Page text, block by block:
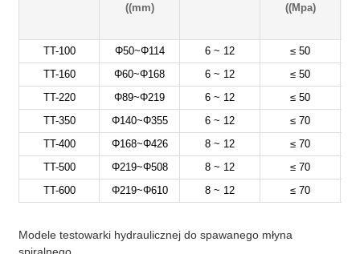
((mm)
((Mpa)
TT-100 Φ50~Φ114 6 ~ 12
≤ 50
TT-160
Φ60~Φ168 6 ~ 12
≤ 50
TT-220
Φ89~Φ219 6 ~ 12
≤ 50
TT-350
Φ140~Φ355 6 ~ 12
≤ 70
TT-400
Φ168~Φ426 8 ~ 12
≤ 70
TT-500
Φ219~Φ508 8 ~ 12
≤ 70
TT-600
Φ219~Φ610 8 ~ 12 ≤ 70
Modele testowarki hydraulicznej do spawanego młyna